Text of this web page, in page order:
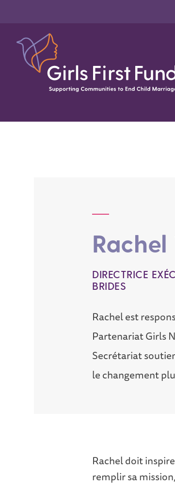
DIRECTRICE
BRIDES
Rachel est
Partenariat Girls
Secrétariat
le changement
Rachel doit
remplir sa